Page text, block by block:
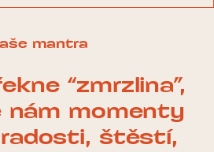
mantra
“zmrzlina”,
nám momenty
štěstí,